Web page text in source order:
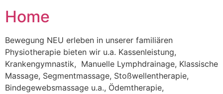
Home
Bewegung NEU erleben in unserer familiären
Physiotherapie bieten wir u.a. Kassenleistung,
Krankengymnastik, Manuelle Lymphdrainage, Klassische
Massage, Segmentmassage, Stoßwellentherapie,
Bindegewebsmassage u.a., Ödemtherapie,